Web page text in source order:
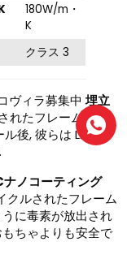
180W/m・
K
クラス 3
ヴィラ募集中埋立
れたフレームサイ
後, 彼らは LEED プ
.
ノコーティング
クルされたフレーム
に毒素が放出され
ちゃよりも安全で